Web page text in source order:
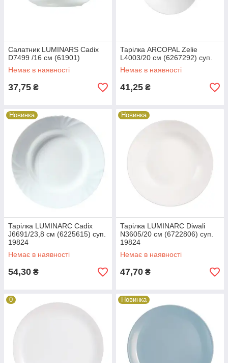
Салатник LUMINARS Cadix
D7499 /16 см (61901)
Немає в наявності
37,75 ₴
Тарілка ARCOPAL Zelie
L4003/20 см (6267292) суп.
Немає в наявності
41,25 ₴
Новинка
Тарілка LUMINARC Cadix
J6691/23,8 см (6225615) суп.
19824
Немає в наявності
54,30 ₴
Новинка
Тарілка LUMINARC Diwali
N3605/20 см (6722806) суп.
19824
Немає в наявності
47,70 ₴
0 Новинка